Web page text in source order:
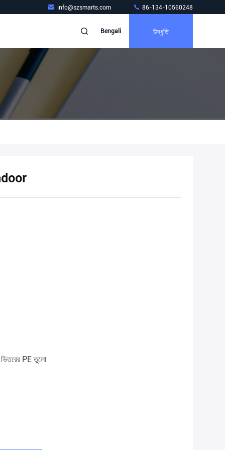
info@szsmarts.com 86-134-10560248
Bengali উদ্ধৃতি
ভিতরের PE তুলো